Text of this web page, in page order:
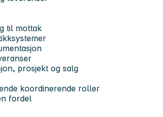
til mottak
prosjekt og salg
koordinerende roller
fordel